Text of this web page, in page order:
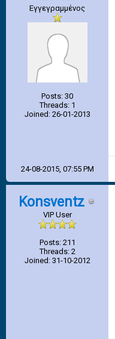
Εγγεγραμμένος
Posts: 30
Threads: 1
Joined: 26-01-2013
24-08-2015, 07:55 PM
Konsventz
VIP User
Posts: 211
Threads: 2
Joined: 31-10-2012